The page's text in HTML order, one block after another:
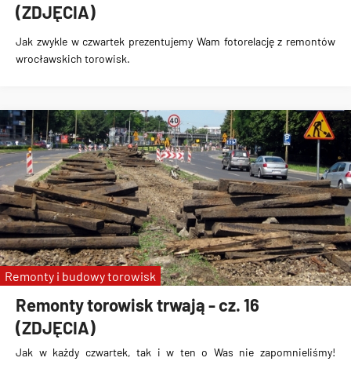
(ZDJĘCIA)
Jak zwykle w czwartek prezentujemy Wam fotorelację z remontów
wrocławskich torowisk.
Remonty torowisk trwają - cz. 16
(ZDJĘCIA)
Jak w każdy czwartek, tak i w ten o Was nie zapomnieliśmy!
Remonty i budowy torowisk